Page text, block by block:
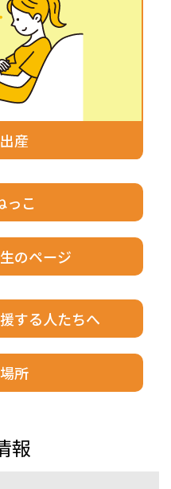
産
っこ
のページ
する人たちへ
所
報